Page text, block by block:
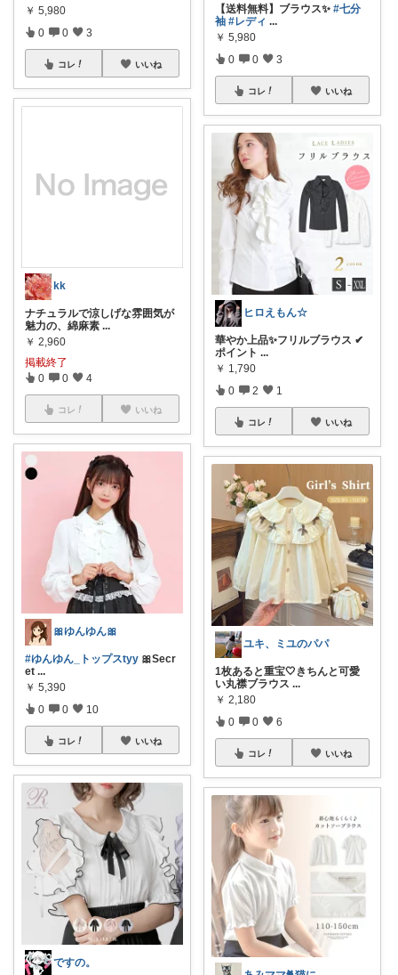
￥ 5,980
0 0 3
コレ いいね
kk
ナチュラルで涼しげな雰囲気が
魅力の、綿麻素 ...
￥ 2,960
掲載終了
0 0 4
コレ いいね
🎀ゆんゆん🎀
#ゆんゆん_トップスtyy 🎀Secr
et ...
￥ 5,390
0 0 10
コレ いいね
ですの。
【送料無料】ブラウス✨ #七分
袖 #レディ ...
￥ 5,980
0 0 3
コレ いいね
ヒロえもん☆
華やか上品✨フリルブラウス ✔
ポイント ...
￥ 1,790
0 2 1
コレ いいね
ユキ、ミユのパパ
1枚あると重宝🤍きちんと可愛
い丸襟ブラウス ...
￥ 2,180
0 0 6
コレ いいね